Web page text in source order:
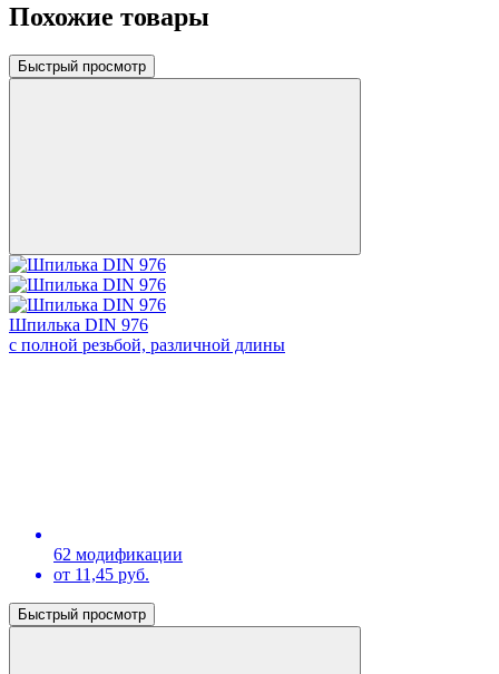
Похожие товары
Быстрый просмотр
Шпилька DIN 976
с полной резьбой, различной длины
62 модификации
от 11,45 руб.
Быстрый просмотр